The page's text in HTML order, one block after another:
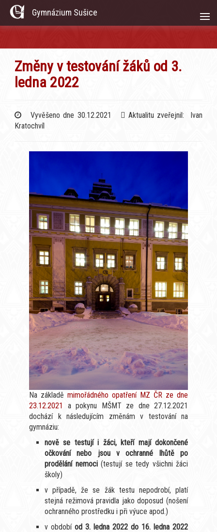
Gymnázium Sušice
Změny v testování žáků od 3.
ledna 2022
Vyvěšeno dne 30.12.2021
Aktualitu zveřejnil: Ivan
Kratochvíl
Na základě mimořádného opatření MZ ČR ze dne
23.12.2021
a pokynu MŠMT ze dne 27.12.2021
dochází k následujícím změnám v testování na
gymnáziu:
nově se testují i žáci, kteří mají dokončené
očkování nebo jsou v ochranné lhůtě po
prodělání nemoci(testují se tedy všichni žáci
školy)
v případě, že se žák testu nepodrobí, platí
stejná režimová pravidla jako doposud (nošení
ochranného prostředku i při výuce apod.)
v období od 3. ledna 2022 do 16. ledna 2022